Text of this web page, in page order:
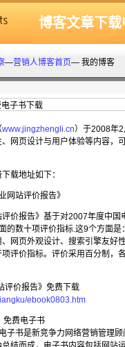
博客文章下
—营销人博客首页— 我的博客
子书下载
www.jingzhengli.cn）于2008年
网页设计与用户体验等内容，
载地址如下：
网站评价报告》
评价报告》基于对2007年度中
的数十项评价指标.这9个方面
网页外观设计、搜索引擎友好
评价指标。评价采用百分制，
评价报告》免费下载
ebook0803.htm
免费电子书
子书是新竞争力网络营销管理